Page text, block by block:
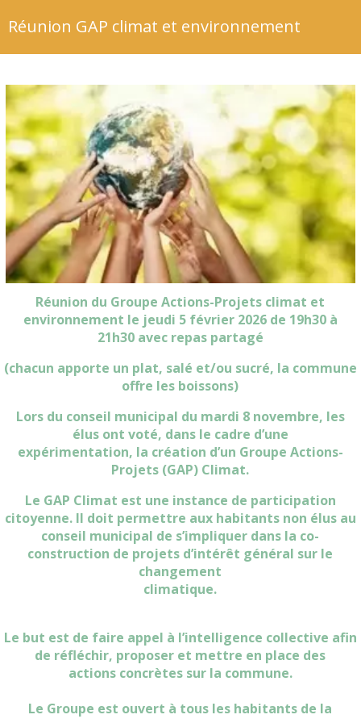
Réunion GAP climat et environnement
Réunion du Groupe Actions-Projets climat et
environnement le jeudi 5 février 2026 de 19h30 à
21h30 avec repas partagé
(chacun apporte un plat, salé et/ou sucré, la commune
offre les boissons)
Lors du conseil municipal du mardi 8 novembre, les
élus ont voté, dans le cadre d’une
expérimentation, la création d’un Groupe Actions-
Projets (GAP) Climat.
Le GAP Climat est une instance de participation
citoyenne. Il doit permettre aux habitants non élus au
conseil municipal de s’impliquer dans la co-
construction de projets d’intérêt général sur le
changement
climatique.
Le but est de faire appel à l’intelligence collective afin
de réfléchir, proposer et mettre en place des
actions concrètes sur la commune.
Le Groupe est ouvert à tous les habitants de la